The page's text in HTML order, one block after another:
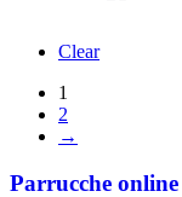
Clear
1
2
→
Parrucche